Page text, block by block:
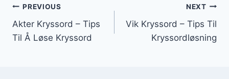
Innleggsnavigasjon
PREVIOUS
Akter Kryssord – Tips
Til Å Løse Kryssord
NEXT
Vik Kryssord – Tips Til
Kryssordløsning